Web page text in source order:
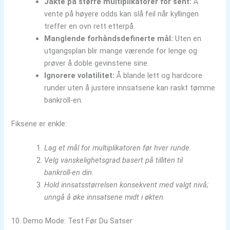
vente på høyere odds kan slå feil når kyllingen
treffer en ovn rett etterpå.
Manglende forhåndsdefinerte mål: Uten en
utgangsplan blir mange værende for lenge og
prøver å doble gevinstene sine.
Ignorere volatilitet: Å blande lett og hardcore
runder uten å justere innsatsene kan raskt tømme
bankroll‑en.
Fiksene er enkle:
Lag et mål for multiplikatoren før hver runde.
Velg vanskelighetsgrad basert på tilliten til
bankroll‑en din.
Hold innsatsstørrelsen konsekvent med valgt nivå;
unngå å øke innsatsene midt i økten.
10. Demo Mode: Test Før Du Satser